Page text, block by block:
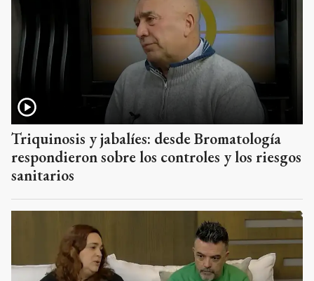
Triquinosis y jabalíes: desde Bromatología
respondieron sobre los controles y los riesgos
sanitarios